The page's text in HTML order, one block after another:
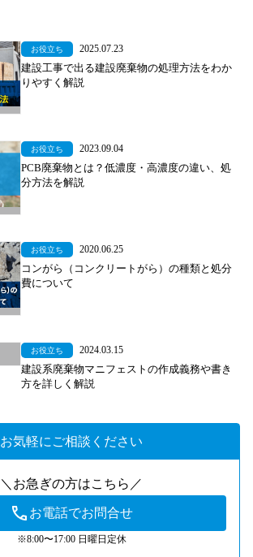
お役立ち 2025.07.23
建設工事で出る建設廃棄物の処理方法をわか
りやすく解説
お役立ち 2023.09.04
PCB廃棄物とは？低濃度・高濃度の違い、処
分方法を解説
お役立ち 2020.06.25
コンがら（コンクリートがら）の種類と処分
費について
お役立ち 2024.03.15
建設系廃棄物マニフェストの作成義務や書き
方を詳しく解説
お気軽にご相談ください
＼お急ぎの方はこちら／
お電話でお問合せ
※8:00〜17:00 日曜日定休